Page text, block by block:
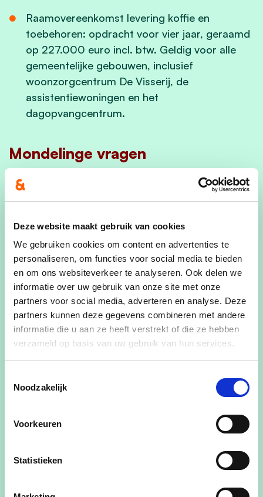
Deze website maakt gebruik van cookies
We gebruiken cookies om content en advertenties te
personaliseren, om functies voor social media te bieden
en om ons websiteverkeer te analyseren. Ook delen we
informatie over uw gebruik van onze site met onze
partners voor social media, adverteren en analyse. Deze
partners kunnen deze gegevens combineren met andere
informatie die u aan ze heeft verstrekt of die ze hebben
verzameld op basis van uw gebruik van hun services.
Noodzakelijk
Voorkeuren
Statistieken
Raamovereenkomst levering koffie en
toebehoren: opdracht voor vier jaar, geraamd
op 227.000 euro incl. btw. Geldig voor alle
gemeentelijke gebouwen, inclusief
woonzorgcentrum De Visserij, de
assistentiewoningen en het
dagopvangcentrum.
Mondelinge vragen
Aan het einde van de vergadering stelden
raadsleden Kathleen Thoelen en Jeroen Hendrikx
Participatiemoment “Samen naar 2031”
Kathleen Thoelen vroeg uitleg over het
lopende participatietraject voor de opmaak
van de meerjarenplanning 2026-2031.
Schepen Marie Claesen lichtte de thema’s en
het verdere verloop toe.
Jeroen Hendrikx stelde vragen over het
Waarom werd er in 2025 nog geen oproep
herbekeken. De betrokkenheid van
initiatiefnemers moet groter worden.